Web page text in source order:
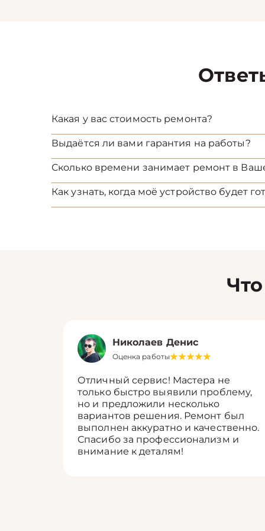
Какая у вас стоимость ремонта?
Выдаётся ли вами гарантия на работы?
Сколько времени занимает ремонт в
Как узнать, когда моё устройство будет
Николаев Денис
Оценка работы
Отличный сервис! Мастера не
только быстро выявили проблему,
но и предложили несколько
вариантов решения. Ремонт был
выполнен аккуратно и качественно.
Спасибо за профессионализм и
внимание к деталям!